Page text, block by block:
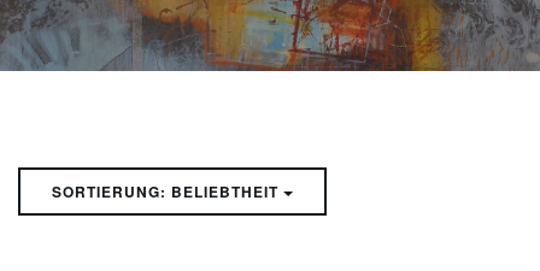
SUCHE
SORTIERUNG: BELIEBTHEIT